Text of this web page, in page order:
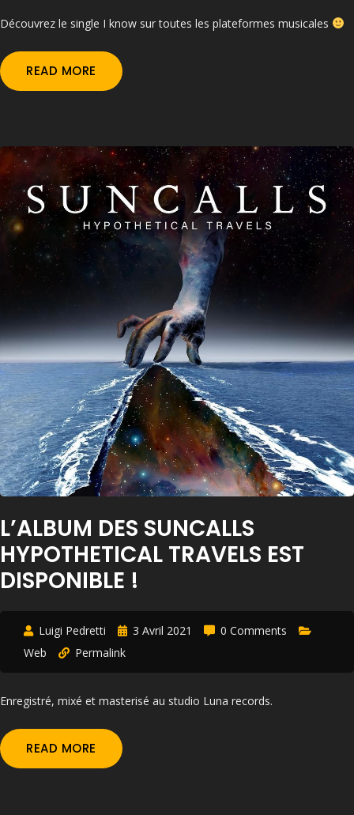
Découvrez le single I know sur toutes les plateformes musicales
READ MORE
L’ALBUM DES SUNCALLS
HYPOTHETICAL TRAVELS EST
DISPONIBLE !
Luigi Pedretti 3 Avril 2021
0 Comments
Web
Permalink
Enregistré, mixé et masterisé au studio Luna records.
READ MORE